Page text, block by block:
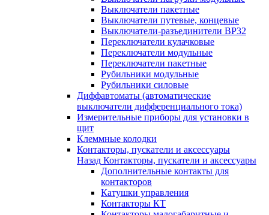
Выключатели пакетные
Выключатели путевые, концевые
Выключатели-разъединители ВР32
Переключатели кулачковые
Переключатели модульные
Переключатели пакетные
Рубильники модульные
Рубильники силовые
Диффавтоматы (автоматические
выключатели дифференциального тока)
Измерительные приборы для установки в
щит
Клеммные колодки
Контакторы, пускатели и аксессуары
Назад Контакторы, пускатели и аксессуары
Дополнительные контакты для
контакторов
Катушки управления
Контакторы КТ